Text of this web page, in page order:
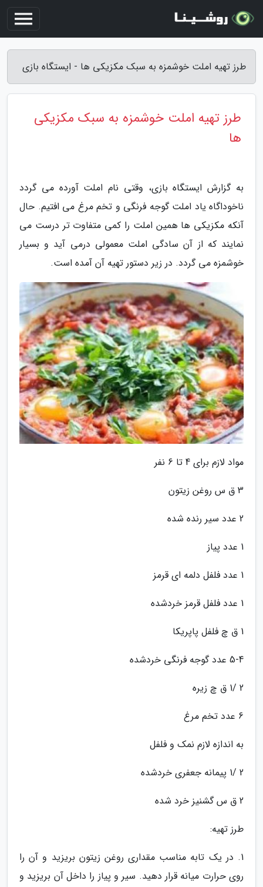
طرز تهیه املت خوشمزه به سبک مکزیکی ها - ایستگاه بازی
طرز تهیه املت خوشمزه به سبک مکزیکی
ها
به گزارش ایستگاه بازی، وقتی نام املت آورده می گردد
ناخوداگاه یاد املت گوجه فرنگی و تخم مرغ می افتیم. حال
آنکه مکزیکی ها همین املت را کمی متفاوت تر درست می
نمایند که از آن سادگی املت معمولی درمی آید و بسیار
خوشمزه می گردد. در زیر دستور تهیه آن آمده است.
مواد لازم برای 4 تا 6 نفر
3 ق س روغن زیتون
2 عدد سیر رنده شده
1 عدد پیاز
1 عدد فلفل دلمه ای قرمز
1 عدد فلفل قرمز خردشده
1 ق چ فلفل پاپریکا
5-4 عدد گوجه فرنگی خردشده
2 /1 ق چ زیره
6 عدد تخم مرغ
به اندازه لازم نمک و فلفل
2 /1 پیمانه جعفری خردشده
2 ق س گشنیز خرد شده
طرز تهیه:
1. در یک تابه مناسب مقداری روغن زیتون بریزید و آن را
روی حرارت میانه قرار دهید. سیر و پیاز را داخل آن بریزید و